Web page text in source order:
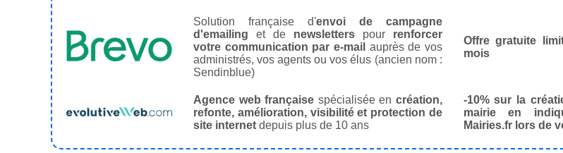
Solution française d'envoi de campagne
d'emailing et de newsletterspour renforcer
votre communication par e-mail auprès de vos
administrés, vos agents ou vos élus (ancien nom :
Sendinblue)
Offre gratuite
mois
Agence web française spécialisée en création,
refonte, amélioration, visibilité et protection de
site internet depuis plus de 10 ans
-10% sur la
mairie en
Mairies.fr lors de